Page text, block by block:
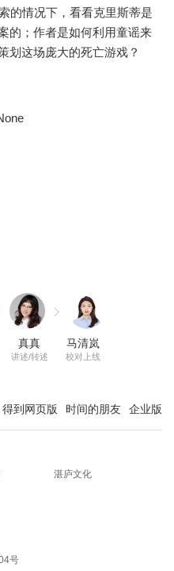
的情况下，看看克里斯蒂是
的；作者是如何利用童谣来
真真
讲述/转述
马清岚
校对上线
得到网页版 时间的朋友 企业版
湛庐文化
号